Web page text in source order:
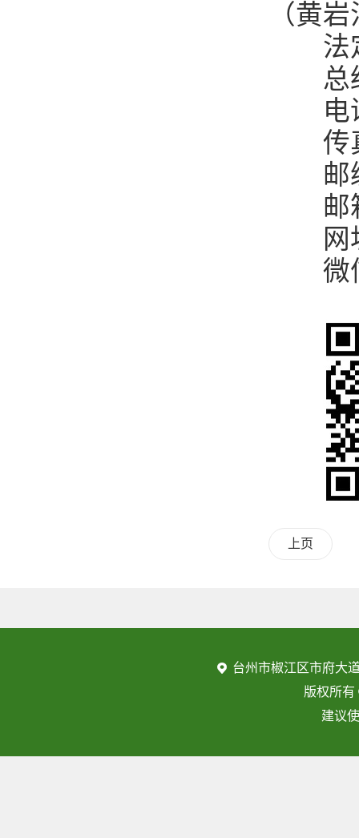
（黄
法定
总经
电话
传真
邮编
邮箱
网址
微信
上页
台州市椒江区市府大
版权所
建议